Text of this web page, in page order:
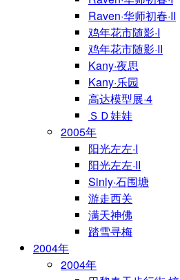
Raven·华师初春·II
鸡年花市随影·I
鸡年花市随影·II
Kany·夜思
Kany·乐园
高达模型展·4
ＳＤ娃娃
2005年
阳光左左·I
阳光左左·II
Sinly·石围塘
游走西关
满天神佛
踏雪寻梅
2004年
2004年